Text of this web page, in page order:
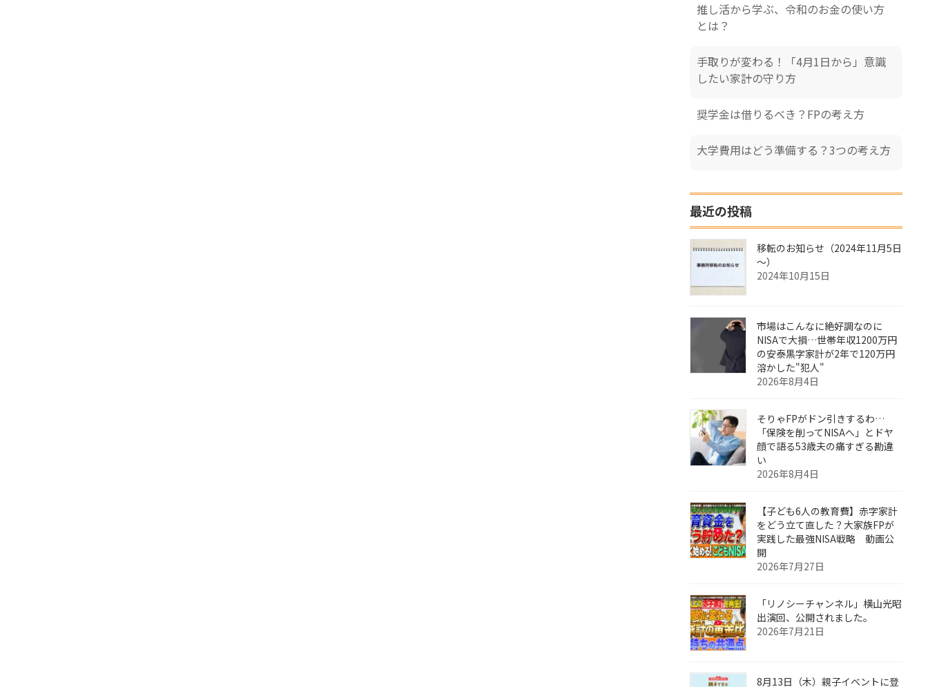
推し活から学ぶ、令和のお金の使い方
とは？
手取りが変わる！「4月1日から」意識
したい家計の守り方
奨学金は借りるべき？FPの考え方
大学費用はどう準備する？3つの考え方
最近の投稿
移転のお知らせ（2024年11月5日
～）
2024年10月15日
市場はこんなに絶好調なのに
NISAで大損…世帯年収1200万円
の安泰黒字家計が2年で120万円
溶かした"犯人"
2026年8月4日
そりゃFPがドン引きするわ…
「保険を削ってNISAへ」とドヤ
顔で語る53歳夫の痛すぎる勘違
い
2026年8月4日
【子ども6人の教育費】赤字家計
をどう立て直した？大家族FPが
実践した最強NISA戦略 動画公
開
2026年7月27日
「リノシーチャンネル」横山光昭
出演回、公開されました。
2026年7月21日
8月13日（木）親子イベントに登